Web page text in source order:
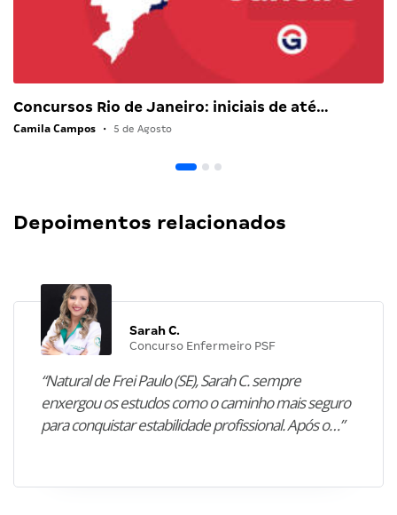
Concursos Rio de Janeiro: iniciais de até…
Camila Campos • 5 de Agosto
Depoimentos relacionados
Sarah C.
Concurso Enfermeiro PSF
“Natural de Frei Paulo (SE), Sarah C. sempre
enxergou os estudos como o caminho mais seguro
para conquistar estabilidade profissional. Após o…”